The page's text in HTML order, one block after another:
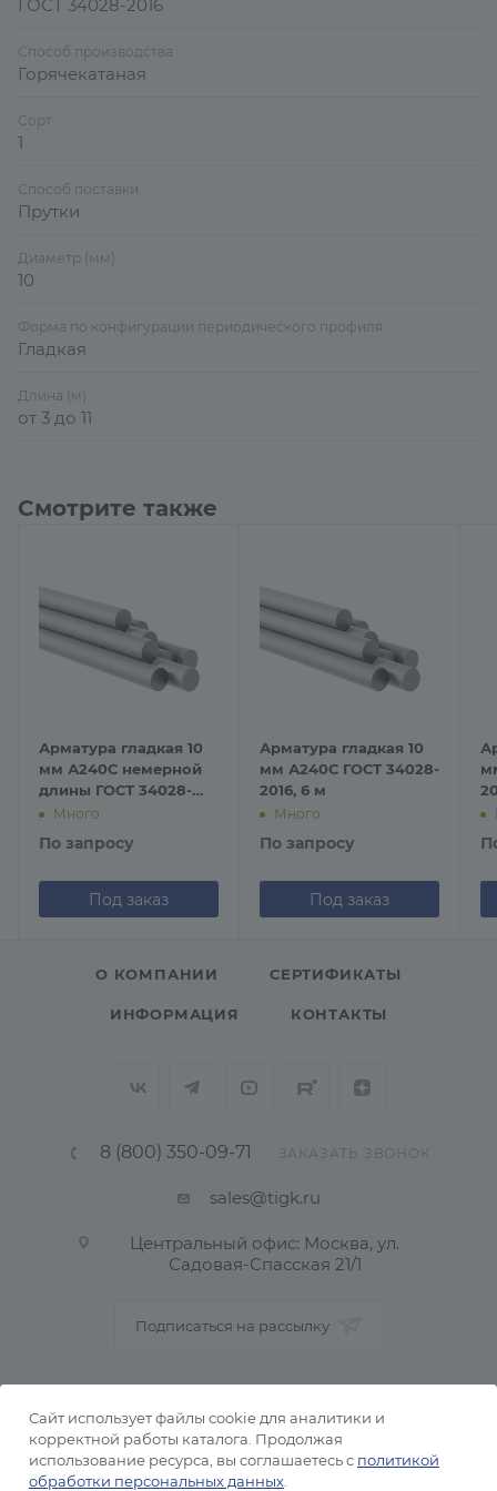
ГОСТ 34028-2016
Способ производства
Горячекатаная
Сорт
1
Способ поставки
Прутки
Диаметр (мм)
10
Форма по конфигурации периодического профиля
Гладкая
Длина (м)
от 3 до 11
Смотрите также
Арматура гладкая 10
мм А240С немерной
длины ГОСТ 34028-
2016Много
По запросу
Под заказ
Арматура гладкая 10
мм А240С ГОСТ 34028-
2016, 6 м
Много
По запросу
Под заказ
О КОМПАНИИ СЕРТИФИКАТЫ
ИНФОРМАЦИЯ КОНТАКТЫ
8 (800) 350-09-71 ЗАКАЗАТЬ ЗВОНОК
sales@tigk.ru
Центральный офис: Москва, ул.
Садовая-Спасская 21/1
Подписаться на рассылку
2026 © Тульский металлопрокатный завод
Сайт использует файлы cookie для аналитики и
корректной работы каталога. Продолжая
использование ресурса, вы соглашаетесь с политикой
обработки персональных данных